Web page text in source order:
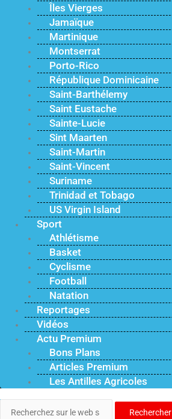
Îles Vierges
Jamaïque
Martinique
Montserrat
Porto-Rico
République Dominicaine
Saint-Barthélemy
Saint Eustache
Sainte-Lucie
Sint Maarten
Saint-Martin
Saint-Vincent
Suriname
Trinidad et Tobago
US Virgin Island
Sport
Athlétisme
Basket
Cyclisme
Football
Natation
Reportages
Vidéos
Actu Premium
Bons Plans
Articles Premium
Les Antilles Agricoles
Rechercher